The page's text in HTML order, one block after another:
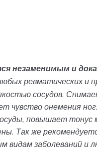
незаменимым и
ревматических и
сосудов.
чувство онемения
повышает
Так же
заболеваний и